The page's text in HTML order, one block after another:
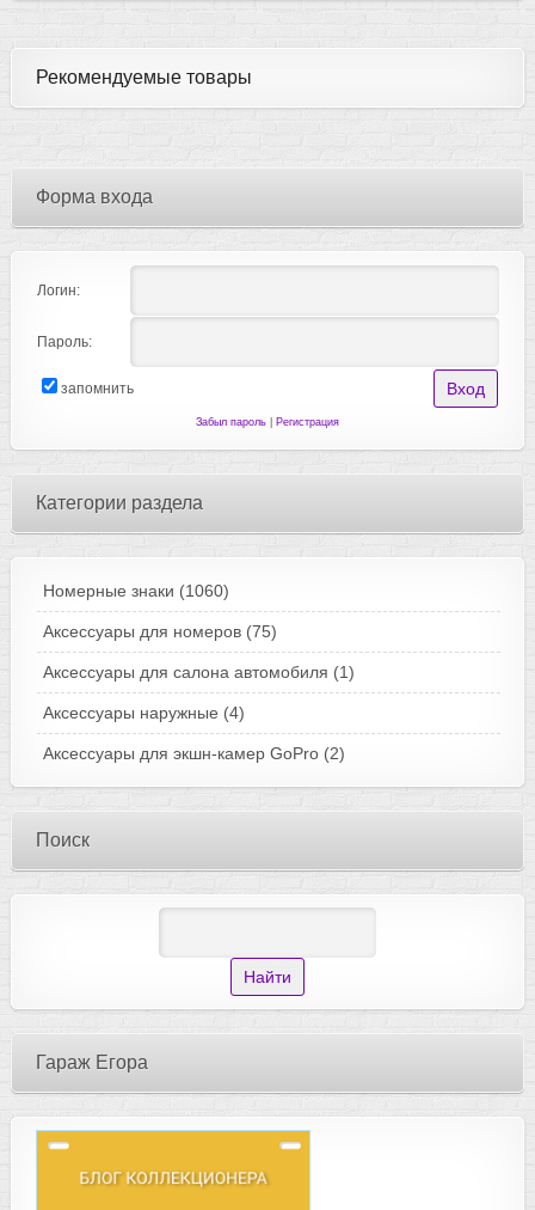
Рекомендуемые товары
Форма входа
Логин:
Пароль:
запомнить
Забыл пароль| Регистрация
Категории раздела
Номерные знаки (1060)
Аксессуары для номеров (75)
Аксессуары для салона автомобиля (1)
Аксессуары наружные (4)
Аксессуары для экшн-камер GoPro (2)
Поиск
Гараж Егора